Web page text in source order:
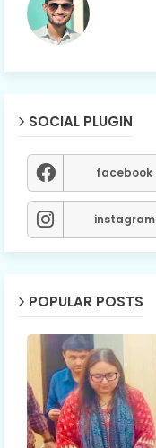
SOCIAL PLUGIN
facebook
instagram
POPULAR POSTS